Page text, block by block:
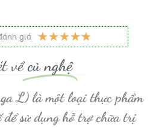
giá ★★★★★5
về củ nghệ
L) là một loại thực phẩm
để sử dụng hỗ trợ chữa trị